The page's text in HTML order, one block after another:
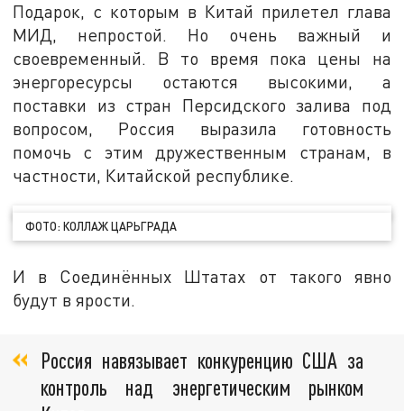
Подарок, с которым в Китай прилетел глава
МИД, непростой. Но очень важный и
своевременный. В то время пока цены на
энергоресурсы остаются высокими, а
поставки из стран Персидского залива под
вопросом, Россия выразила готовность
помочь с этим дружественным странам, в
частности, Китайской республике.
ФОТО: КОЛЛАЖ ЦАРЬГРАДА
И в Соединённых Штатах от такого явно
будут в ярости.
Россия навязывает конкуренцию США за
контроль над энергетическим рынком